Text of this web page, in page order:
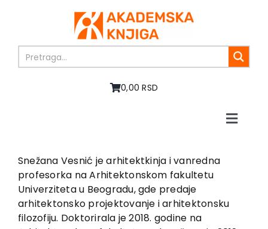
0,00 RSD
Toggle
O nama
Knjige
U pripremi
Akcija
Snežana Vesnić je arhitektkinja i vanredna
profesorka na Arhitektonskom fakultetu
Univerziteta u Beogradu, gde predaje
arhitektonsko projektovanje i arhitektonsku
filozofiju. Doktorirala je 2018. godine na